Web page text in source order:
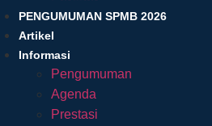
PENGUMUMAN SPMB 2026
Artikel
Informasi
Pengumuman
Agenda
Prestasi